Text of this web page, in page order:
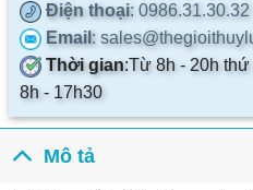
Điện thoại: 0986.31.30.32
Email:
Thời gian:Từ 8h - 20h
8h - 17h30
Mô tả